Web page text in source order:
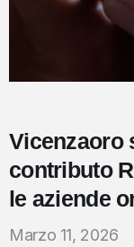
Vicenzaoro
contributo
le aziende
Marzo 11, 2026